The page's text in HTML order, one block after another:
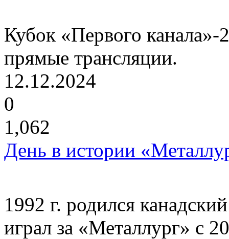
Кубок «Первого канала»-
прямые трансляции.
12.12.2024
0
1,062
День в истории
1992 г. родился
играл за «Металлург» с